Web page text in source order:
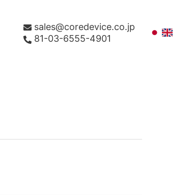
sales@coredevice.co.jp
81-03-6555-4901